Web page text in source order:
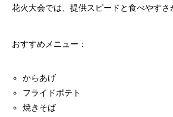
花火大会では、提供スピードと食べやすさ
おすすめメニュー：
からあげ
フライドポテト
焼きそば